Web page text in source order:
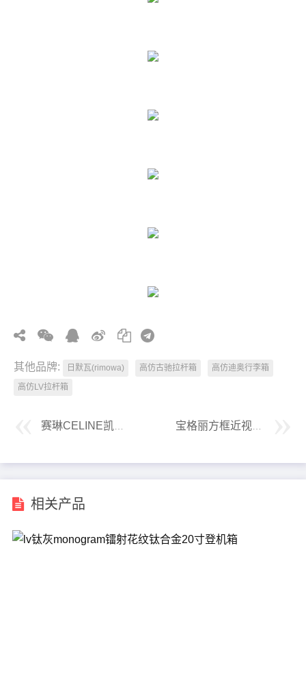
其他品牌: 日默瓦(rimowa) 高仿古驰拉杆箱
高仿迪奥行李箱
高仿LV拉杆箱
宝格丽方框近视眼镜
相关产品